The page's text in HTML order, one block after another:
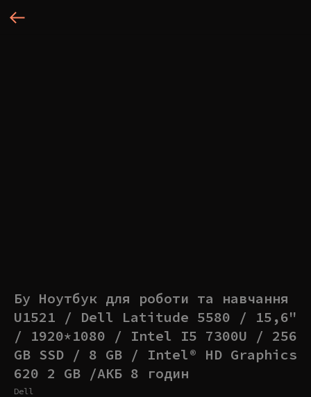
Бу Ноутбук для роботи та навчання
U1521 / Dell Latitude 5580 / 15,6"
/ 1920*1080 / Intel I5 7300U / 256
GB SSD / 8 GB / Intel® HD Graphics
620 2 GB /АКБ 8 годин
Dell